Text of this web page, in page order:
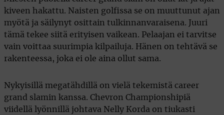
kiveen hakattu. Naisten golfissa se on muuttunut ajan
myötä ja säilynyt osittain tulkinnanvaraisena. Juuri
tämä tekee siitä erityisen vaikean. Pelaajan ei tarvitse
vain voittaa suurimpia kilpailuja. Hänen on tehtävä se
rakenteessa, joka ei ole aina ollut sama.
Nykyisillä megatähdillä on vielä tekemistä career
grand slamin kanssa. Chevron Championshipiä
viidellä lyönnillä johtava Nelly Korda on tiukasti